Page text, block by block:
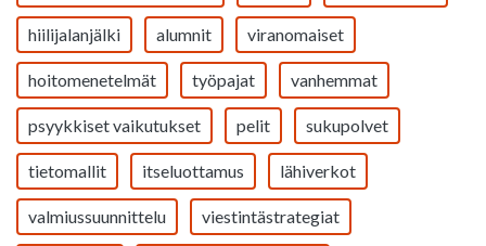
hiilijalanjälki alumnit viranomaiset
hoitomenetelmät työpajat vanhemmat
psyykkiset vaikutukset pelit sukupolvet
tietomallit itseluottamus lähiverkot
valmiussuunnittelu viestintästrategiat